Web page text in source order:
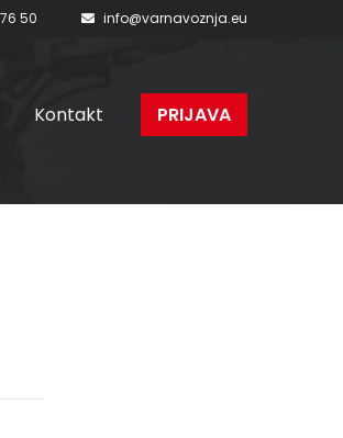
50 info@varnavoznja.eu
Kontakt PRIJAVA